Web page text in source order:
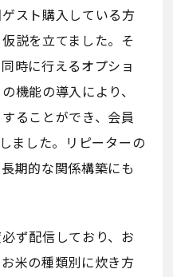
スト購入している方
説を立てました。そ
時に行えるオプショ
機能の導入により、
ることができ、会員
ました。リピーターの
期的な関係構築にも
ず配信しており、お
米の種類別に炊き方